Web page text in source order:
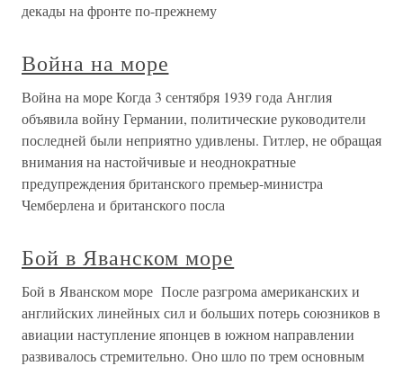
декады на фронте по-прежнему
Война на море
Война на море Когда 3 сентября 1939 года Англия
объявила войну Германии, политические руководители
последней были неприятно удивлены. Гитлер, не обращая
внимания на настойчивые и неоднократные
предупреждения британского премьер-министра
Чемберлена и британского посла
Бой в Яванском море
Бой в Яванском море После разгрома американских и
английских линейных сил и больших потерь союзников в
авиации наступление японцев в южном направлении
развивалось стремительно. Оно шло по трем основным